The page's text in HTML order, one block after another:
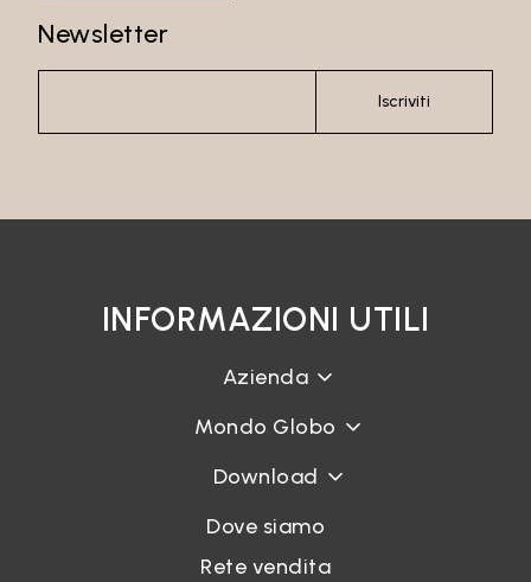
Newsletter
Iscriviti
INFORMAZIONI UTILI
Azienda
Mondo Globo
Download
Dove siamo
Rete vendita